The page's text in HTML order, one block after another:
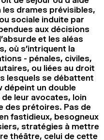
les drames prévisibles,
sociale induite par
aux décisions
et les aléas
où s’intriquent la
- pénales, civiles,
ou liées au droit
lesquels se débattent
dépeint un double
leur avocates, loin
des prétoires. Pas de
fastidieux, besogneux
stratégies à mettre
théâtre, celui de cette